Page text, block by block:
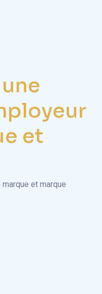
et
et marque